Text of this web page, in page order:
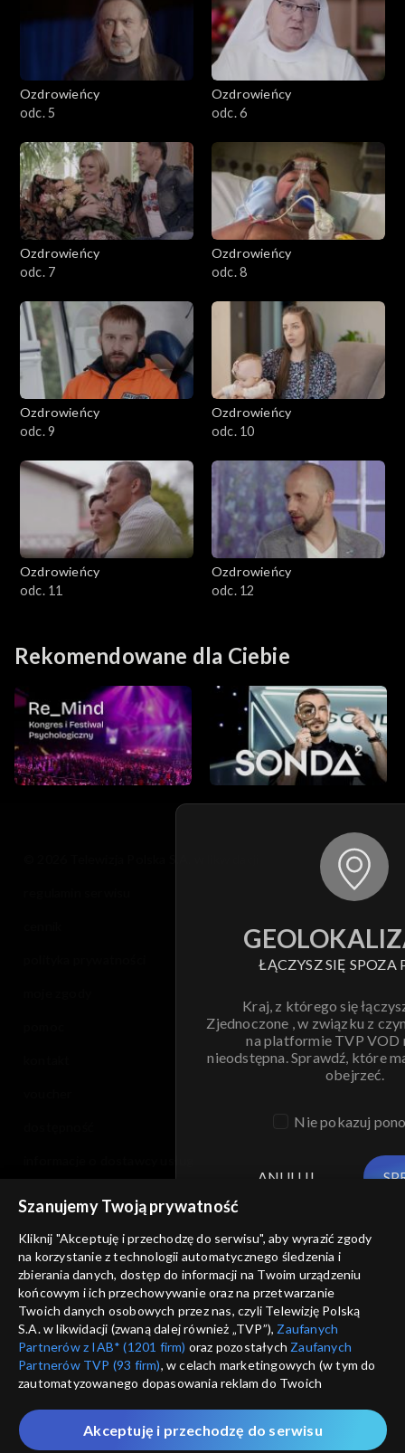
Ozdrowieńcy
odc. 5
Ozdrowieńcy
odc. 6
Ozdrowieńcy
odc. 7
Ozdrowieńcy
odc. 8
Ozdrowieńcy
odc. 9
Ozdrowieńcy
odc. 10
Ozdrowieńcy
odc. 11
Ozdrowieńcy
odc. 12
Rekomendowane dla Ciebie
ŁĄCZYSZ SIĘ SPOZA
Kraj, z którego się
Zjednoczone , w związku z
na platformie TVP VOD
nieodstępna. Sprawdź, które
obejrzeć.
Nie pokazuj
ANULUJ
Szanujemy Twoją prywatność
Kliknij "Akceptuję i przechodzę do serwisu", aby wyrazić zgody
na korzystanie z technologii automatycznego śledzenia i
zbierania danych, dostęp do informacji na Twoim urządzeniu
końcowym i ich przechowywanie oraz na przetwarzanie
Twoich danych osobowych przez nas, czyli Telewizję Polską
S.A. w likwidacji (zwaną dalej również „TVP”), Zaufanych
Partnerów z IAB* (1201 firm) oraz pozostałych Zaufanych
Partnerów TVP (93 firm), w celach marketingowych (w tym do
zautomatyzowanego dopasowania reklam do Twoich
które wskazujemy poniżej, a także zgody na udostępnianie
przez nas identyfikatora PPID do Google.
Akceptuję i przechodzę do serwisu